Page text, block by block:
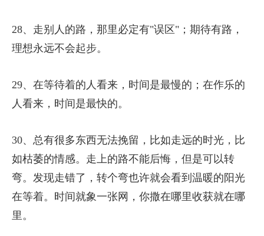
28、走别人的路，那里必定有"误区"；期待有路，
理想永远不会起步。
29、在等待着的人看来，时间是最慢的；在作乐的
人看来，时间是最快的。
30、总有很多东西无法挽留，比如走远的时光，比
如枯萎的情感。走上的路不能后悔，但是可以转
弯。发现走错了，转个弯也许就会看到温暖的阳光
在等着。时间就象一张网，你撒在哪里收获就在哪
里。